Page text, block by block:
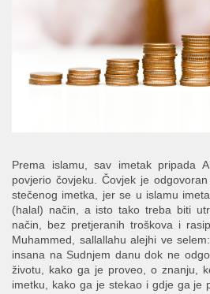
Prema islamu, sav imetak pripada
povjerio čovjeku. Čovjek je
stečenog imetka, jer se u islamu
(halal) način, a isto tako treba biti
način, bez pretjeranih troškova i
Muhammed, sallallahu alejhi ve
insana na Sudnjem danu dok ne
životu, kako ga je proveo, o znanju,
imetku, kako ga je stekao i gdje ga je